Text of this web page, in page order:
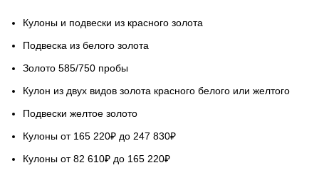
Кулоны и подвески из красного золота
Подвеска из белого золота
Золото 585/750 пробы
Кулон из двух видов золота красного белого или желтого
Подвески желтое золото
Кулоны от 165 220₽ до 247 830₽
Кулоны от 82 610₽ до 165 220₽